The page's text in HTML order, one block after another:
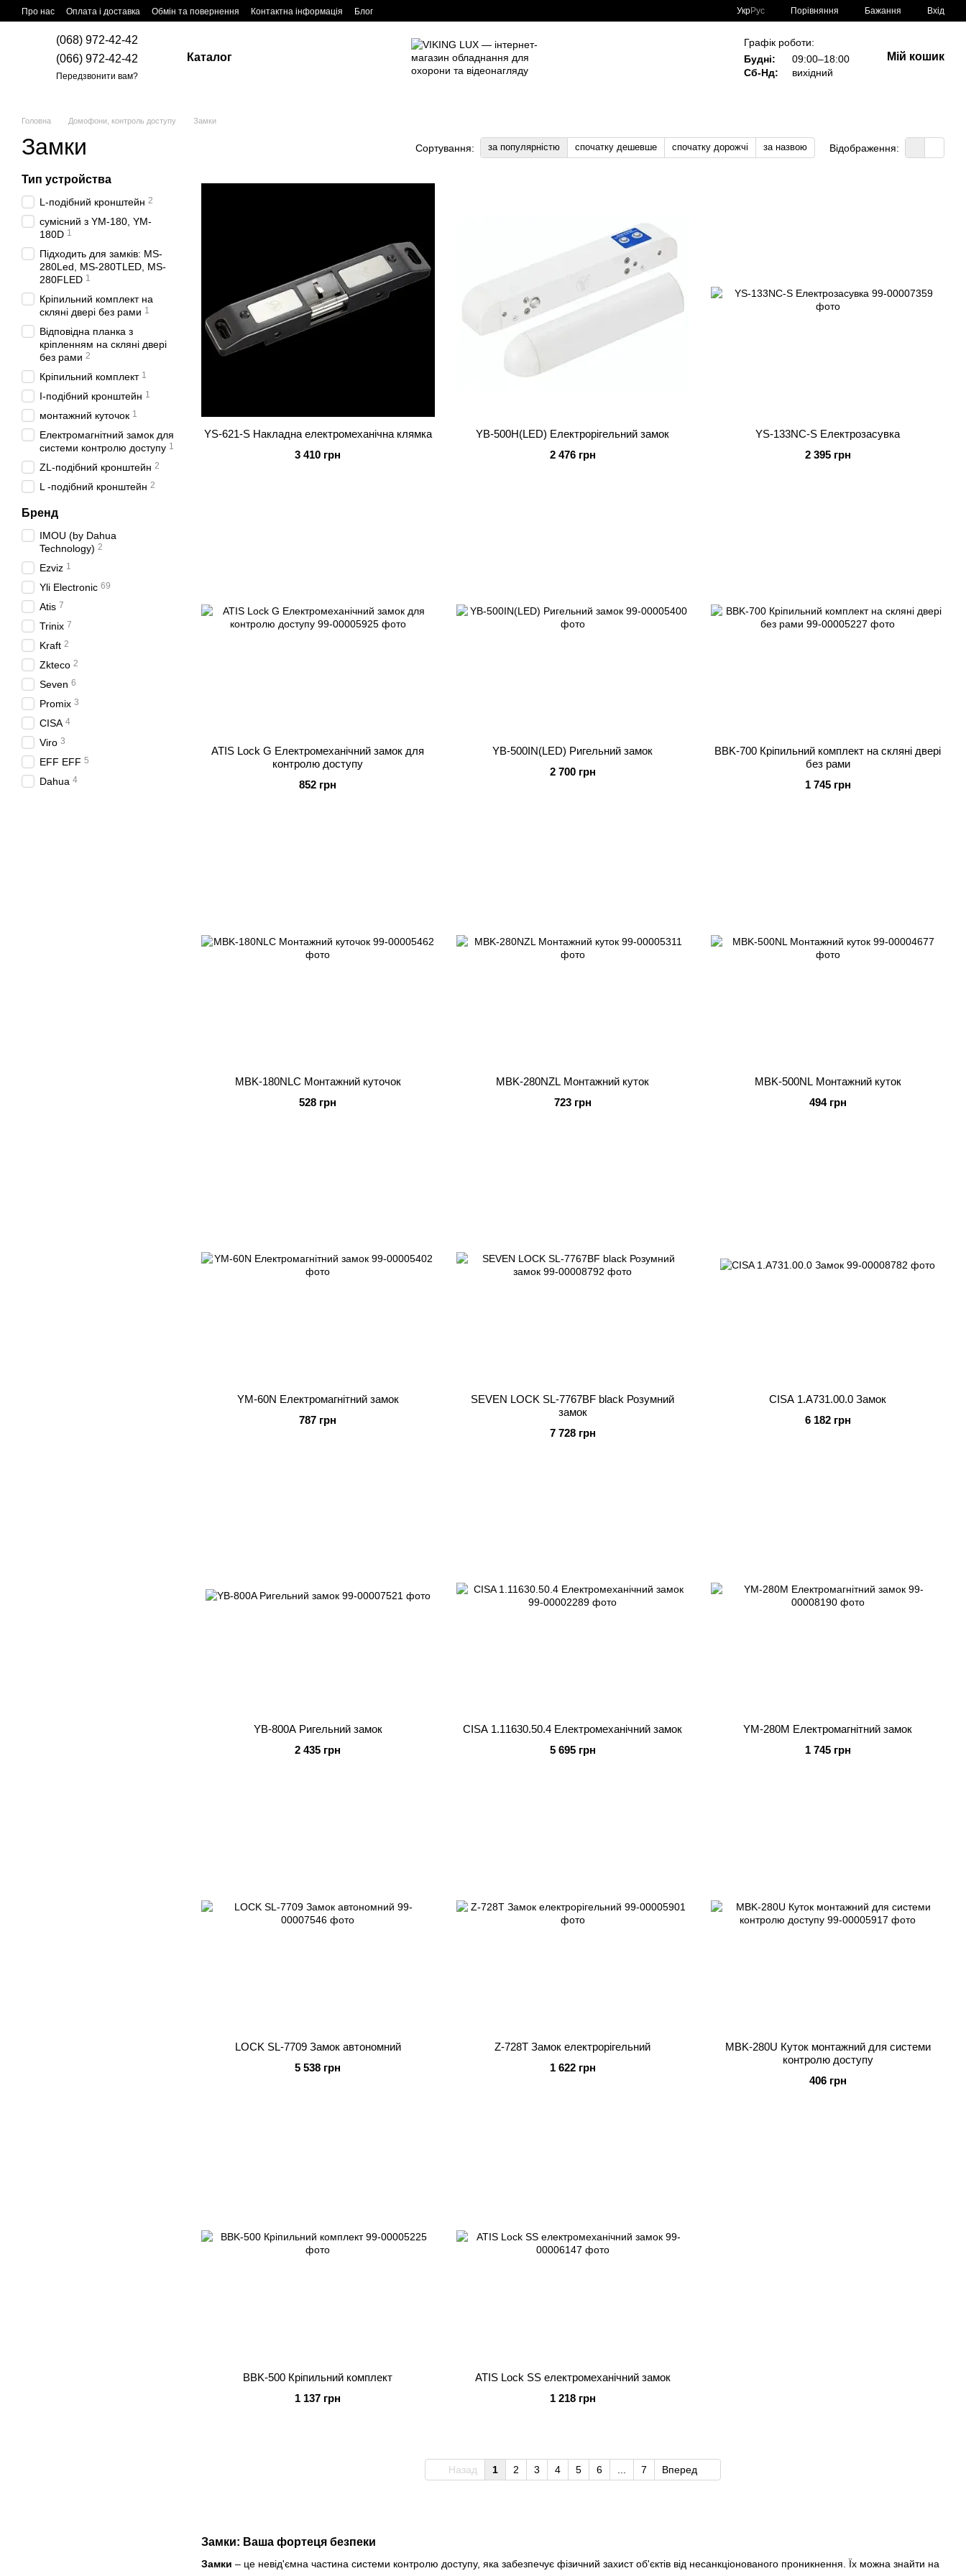
Перейти до основного контенту
Про нас Оплата і доставка Обмін та повернення Контактна інформація Блог УкрРус Порівняння Бажання Вхід
(068) 972-42-42
(066) 972-42-42
Передзвонити вам?
Каталог
Графік роботи:
Будні:
09:00–18:00
Сб-Нд:
вихідний
Мій кошик
Головна Домофони, контроль доступу Замки
Замки Сортування: за популярністю спочатку дешевше спочатку дорожчі за назвою Відображення:
Замки: Ваша фортеця безпеки
Замки – це невід'ємна частина системи контролю доступу, яка забезпечує фізичний захист об'єктів від несанкціонованого проникнення. Їх можна знайти на
YS-621-S Накладна електромеханічна клямка
3 410 грн
YB-500H(LED) Електрорігельний замок
2 476 грн
YS-133NC-S Електрозасувка
2 395 грн
ATIS Lock G Електромеханічний замок для
контролю доступу
852 грн
YB-500IN(LED) Ригельний замок
2 700 грн
BBK-700 Кріпильний комплект на скляні двері
без рами
1 745 грн
MBK-180NLC Монтажний куточок
528 грн
MBK-280NZL Монтажний куток
723 грн
MBK-500NL Монтажний куток
494 грн
YM-60N Електромагнітний замок
787 грн
SEVEN LOCK SL-7767BF black Розумний
замок
7 728 грн
CISA 1.A731.00.0 Замок
6 182 грн
YB-800A Ригельний замок
2 435 грн
CISA 1.11630.50.4 Електромеханічний замок
5 695 грн
YM-280M Електромагнітний замок
1 745 грн
LOCK SL-7709 Замок автономний
5 538 грн
Z-728T Замок електрорігельний
1 622 грн
MBK-280U Куток монтажний для системи
контролю доступу
406 грн
BBK-500 Кріпильний комплект
1 137 грн
ATIS Lock SS електромеханічний замок
1 218 грн
Назад 1 2 3 4 5 6 7 Вперед
Тип устройства
L-подібний кронштейн 2
сумісний з YM-180, YM-
180D 1
Підходить для замків: MS-
280Led, MS-280TLED, MS-
280FLED 1
Кріпильний комплект на
скляні двері без рами 1
Відповідна планка з
кріпленням на скляні двері
без рами 2
Кріпильний комплект 1
I-подібний кронштейн 1
монтажний куточок 1
Електромагнітний замок для
системи контролю доступу 1
ZL-подібний кронштейн 2
L -подібний кронштейн 2
Бренд
IMOU (by Dahua
Technology) 2
Ezviz 1
Yli Electronic 69
Atis 7
Trinix 7
Kraft 2
Zkteco 2
Seven 6
Promix 3
CISA 4
Viro 3
EFF EFF 5
Dahua 4